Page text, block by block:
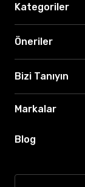
Kategoriler
Öneriler
Bizi Tanıyın
Markalar
Blog